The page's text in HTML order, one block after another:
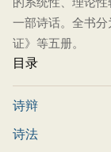
一部诗话。全书
证》等五册。
目录
诗辩
诗法